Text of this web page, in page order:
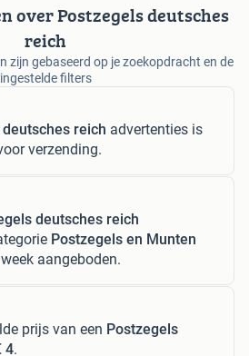
over Postzegels deutsches
reich
zijn gebaseerd op je zoekopdracht en de
ingestelde filters
reich advertenties is
verzending.
deutsches reich
Postzegels en Munten
aangeboden.
prijs van een Postzegels
4.